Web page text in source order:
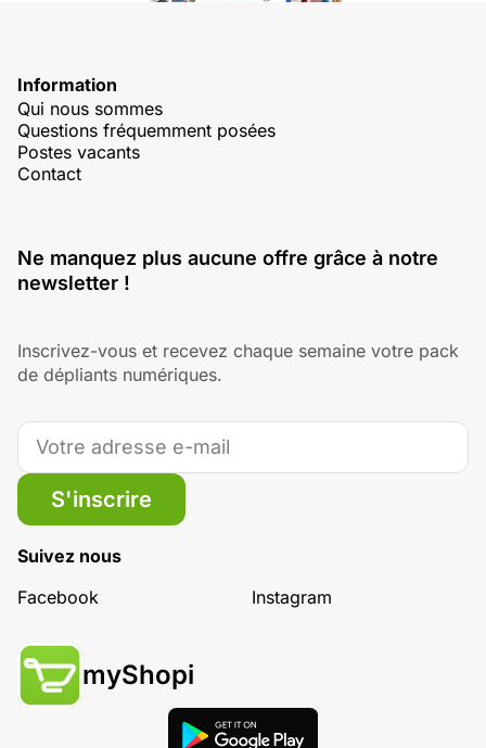
Information
Qui nous sommes
Questions fréquemment posées
Postes vacants
Contact
Ne manquez plus aucune offre grâce à notre
newsletter !
Inscrivez-vous et recevez chaque semaine votre pack
de dépliants numériques.
S'inscrire
Suivez nous
Facebook
Instagram
myShopi